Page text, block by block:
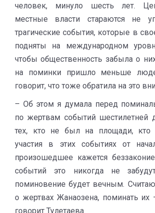
человек, минуло шесть лет.
местные власти стараются не
трагические события, которые в
подняты на международном
чтобы общественность забыла о
на поминки пришло меньше
говорит, что тоже обратила на это
– Об этом я думала перед
по жертвам событий шестилетней
тех, кто не был на площади, кто
участия в этих событиях от
произошедшее кажется
событий это никогда не
поминовение будет вечным.
о жертвах Жанаозена, поминать их
говорит Тулетаева.